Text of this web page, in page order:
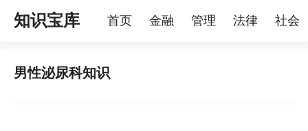
知识宝库 首页 金融 管理 法律 社会
烦恼 家庭
男性泌尿科知识